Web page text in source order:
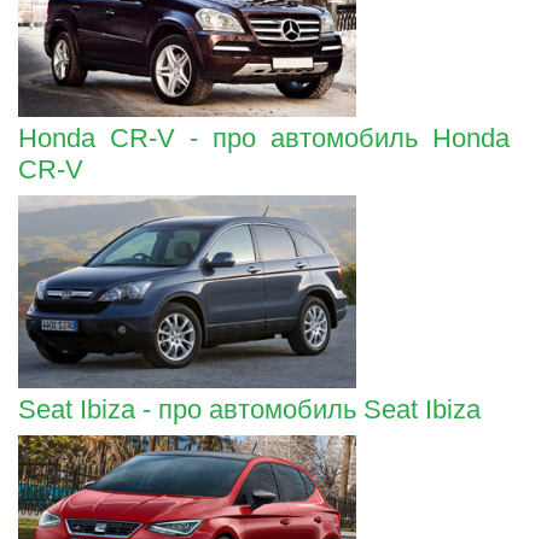
Honda CR-V - про автомобиль Honda
CR-V
Seat Ibiza - про автомобиль Seat Ibiza